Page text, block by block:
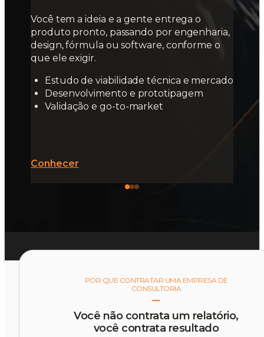
Você tem a ideia e a gente entrega o
produto pronto, passando por engenharia,
design, fórmula ou software, conforme o
que ele exigir.
Estudo de viabilidade técnica e mercado
Desenvolvimento e prototipagem
Validação e go-to-market
Conhecer
POR QUE CONTRATAR UMA EMPRESA DE
CONSULTORIA
Você não contrata um relatório,
você contrata resultado